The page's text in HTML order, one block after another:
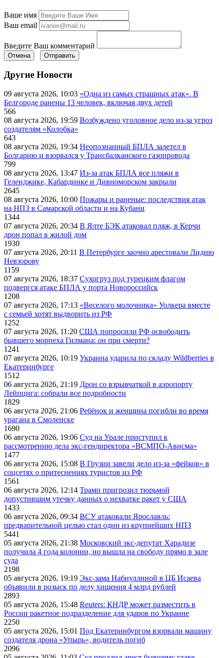
Ваше имя
Ваш email
Введите Ваш комментарий
Отмена Отправить
Другие Новости
09 августа 2026, 10:03 «Одна из самых страшных атак». В
Белгороде ранены 13 человек, включая двух детей
566
08 августа 2026, 19:59 Возбуждено уголовное дело из-за угроз
создателям «Колобка»
643
08 августа 2026, 19:34 Неопознанный БПЛА залетел в
Болгарию и взорвался у Трансбалканского газопровода
799
08 августа 2026, 13:47 Из-за атак БПЛА все пляжи в
Геленджике, Кабардинке и Дивноморском закрыли
2645
08 августа 2026, 10:00 Пожары и раненые: последствия атак
на НПЗ в Самарской области и на Кубани
1344
07 августа 2026, 20:34 В Ялте БЭК атаковал пляж, в Керчи
дрон попал в жилой дом
1930
07 августа 2026, 20:11 В Петербурге заочно арестовали Лидию
Невзорову
1159
07 августа 2026, 18:37 Сухогруз под турецким флагом
подвергся атаке БПЛА у порта Новороссийск
1208
07 августа 2026, 17:13 «Веселого молочника» Уолкера вместе
с семьей хотят выдворить из РФ
1252
07 августа 2026, 11:20 США попросили РФ освободить
бывшего морпеха Гилмана: он при смерти?
1241
07 августа 2026, 10:19 Украина ударила по складу Wildberries в
Екатеринбурге
1512
06 августа 2026, 21:19 Дрон со взрывчаткой в аэропорту
Лейпцига: собрали все подробности
1829
06 августа 2026, 21:06 Ребёнок и женщина погибли во время
урагана в Смоленске
1690
06 августа 2026, 19:06 Суд на Урале приступил к
рассмотрению дела экс-гендиректора «ВСМПО-Ависма»
1477
06 августа 2026, 15:08 В Грузии завели дело из-за «фейков» в
соцсетях о притеснениях туристов из РФ
1561
06 августа 2026, 12:14 Трамп пригрозил тюрьмой
допустившим утечку данных о нехватке ракет у США
1433
06 августа 2026, 09:34 ВСУ атаковали Ярославль:
предварительной целью стал один из крупнейших НПЗ
5441
05 августа 2026, 21:38 Московский экс-депутат Харадизе
получила 4 года колонии, но вышла на свободу прямо в зале
суда
2198
05 августа 2026, 19:19 Экс-зама Набиуллиной в ЦБ Исаева
объявили в розыск по делу хищения 4 млрд рублей
2893
05 августа 2026, 15:48 Reuters: КНДР может разместить в
России ракетное подразделение для ударов по Украине
2250
05 августа 2026, 15:01 Под Екатеринбургом взорвали машину
создателя дрона «Упырь», водитель погиб
2096